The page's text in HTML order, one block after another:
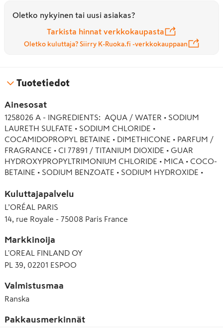
Oletko nykyinen tai uusi asiakas?
Tarkista hinnat verkkokaupasta
Oletko kuluttaja? Siirry K-Ruoka.fi -verkkokauppaan
Tuotetiedot
Ainesosat
1258026 A - INGREDIENTS:  AQUA / WATER • SODIUM
LAURETH SULFATE • SODIUM CHLORIDE •
COCAMIDOPROPYL BETAINE • DIMETHICONE • PARFUM /
FRAGRANCE • CI 77891 / TITANIUM DIOXIDE • GUAR
HYDROXYPROPYLTRIMONIUM CHLORIDE • MICA • COCO-
BETAINE • SODIUM BENZOATE • SODIUM HYDROXIDE •
100 STEARATE • TRIDECETH-10 • TRIDECETH-3 • SALICYLIC
ACID • LIMONENE • FUMARIC ACID • LINALOOL • BENZYL
ALCOHOL • AMODIMETHICONE • 2-OLEAMIDO-1,3-
CARBOMER • CITRIC ACID • CITRONELLOL • HEXYLENE
GLYCOL • HEXYL CINNAMAL • GLYCOL DISTEARATE (F.I.L.
Kuluttajapalvelu
L’ORÉAL PARIS
14, rue Royale - 75008 Paris France
Markkinoija
L'OREAL FINLAND OY
PL 39, 02201 ESPOO
Valmistusmaa
Ranska
Pakkausmerkinnät